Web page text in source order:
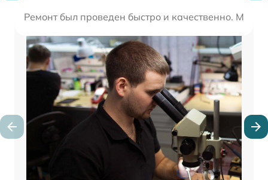
Ремонт был проведен быстро и качественно. Мой